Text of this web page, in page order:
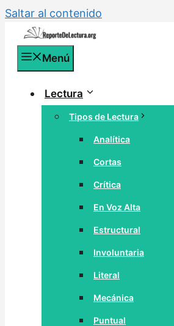
Saltar al contenido
Menú
Lectura
Tipos de Lectura
Analítica
Cortas
Crítica
En Voz Alta
Estructural
Involuntaria
Literal
Mecánica
Puntual